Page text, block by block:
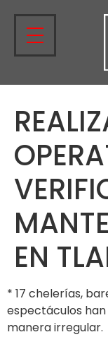
EN
* 17 chelerías,
espectáculos
manera irregular.